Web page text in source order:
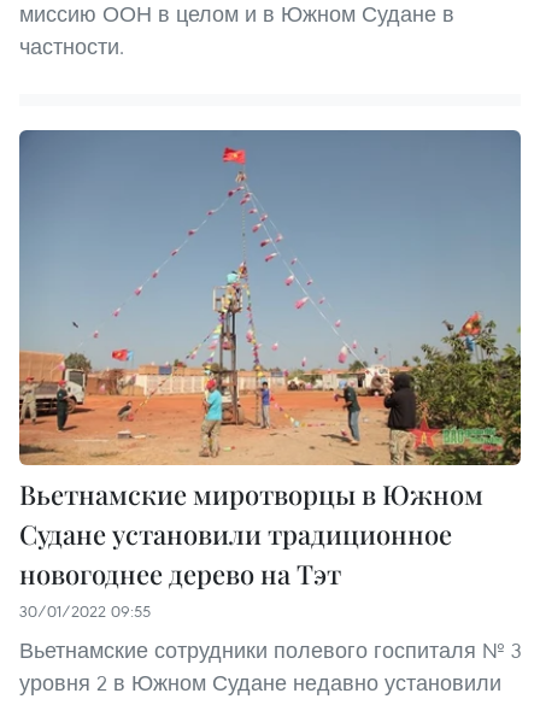
миссию ООН в целом и в Южном Судане в
частности.
Вьетнамские миротворцы в Южном
Судане установили традиционное
новогоднее дерево на Тэт
30/01/2022 09:55
Вьетнамские сотрудники полевого госпиталя № 3
уровня 2 в Южном Судане недавно установили